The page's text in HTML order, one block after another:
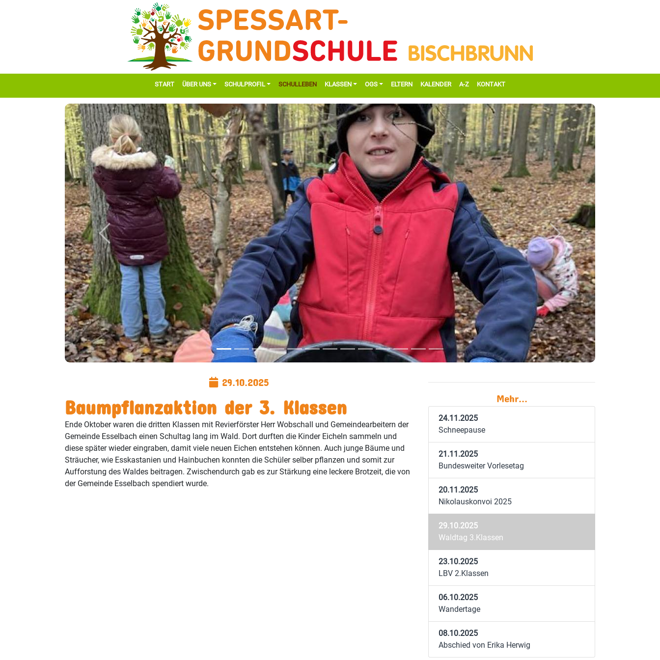
START ÜBER UNS SCHULPROFIL SCHULLEBEN KLASSEN OGS ELTERN KALENDER A-Z KONTAKT
Previous Next
29.10.2025
Baumpflanzaktion der 3. Klassen
Ende Oktober waren die dritten Klassen mit Revierförster Herr Wobschall und Gemeindearbeitern der
Gemeinde Esselbach einen Schultag lang im Wald. Dort durften die Kinder Eicheln sammeln und
diese später wieder eingraben, damit viele neuen Eichen entstehen können. Auch junge Bäume und
Sträucher, wie Esskastanien und Hainbuchen konnten die Schüler selber pflanzen und somit zur
Aufforstung des Waldes beitragen. Zwischendurch gab es zur Stärkung eine leckere Brotzeit, die von
der Gemeinde Esselbach spendiert wurde.
Mehr...
24.11.2025
Schneepause
21.11.2025
Bundesweiter Vorlesetag
20.11.2025
Nikolauskonvoi 2025
29.10.2025
Waldtag 3.Klassen
23.10.2025
LBV 2.Klassen
06.10.2025
Wandertage
08.10.2025
Abschied von Erika Herwig